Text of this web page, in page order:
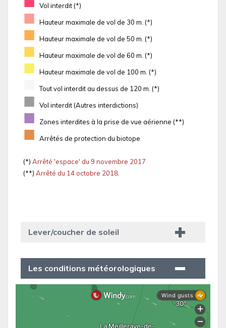
Vol interdit (*)
■ Hauteur maximale de vol de 30 m. (*)
■ Hauteur maximale de vol de 50 m. (*)
■ Hauteur maximale de vol de 60 m. (*)
■ Hauteur maximale de vol de 100 m. (*)
Tout vol interdit au dessus de 120 m. (*)
■ Vol interdit (Autres interdictions)
■ Zones interdites à la prise de vue aérienne (**)
■ Arrêtés de protection du biotope
(*) Arrêté 'espace' du 9 novembre 2017
(**) Arrêté du 14 octobre 2018.
Lever/coucher de soleil
Les conditions météorologiques